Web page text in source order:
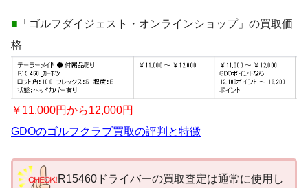
■ 「ゴルフダイジェスト・オンラインショップ」の買取価
格
￥11,000円から12,000円
GDOのゴルフクラブ買取の評判と特徴
R15460ドライバーの買取査定は通常に使用し